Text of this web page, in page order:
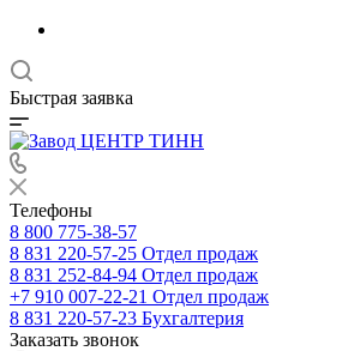
Быстрая заявка
Телефоны
8 800 775-38-57
8 831 220-57-25 Отдел продаж
8 831 252-84-94 Отдел продаж
+7 910 007-22-21 Отдел продаж
8 831 220-57-23 Бухгалтерия
Заказать звонок